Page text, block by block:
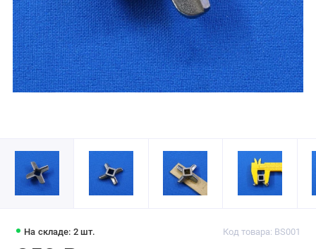
На складе: 2 шт. Код товара: BS001